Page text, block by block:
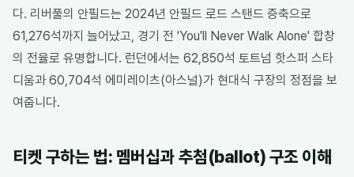
다. 리버풀의 안필드는 2024년 안필드 로드 스탠드 증축으로
61,276석까지 늘어났고, 경기 전 'You'll Never Walk Alone' 합창
의 전율로 유명합니다. 런던에서는 62,850석 토트넘 핫스퍼 스타
디움과 60,704석 에미레이츠(아스널)가 현대식 구장의 정점을 보
여줍니다.
티켓 구하는 법: 멤버십과 추첨(ballot) 구조 이해